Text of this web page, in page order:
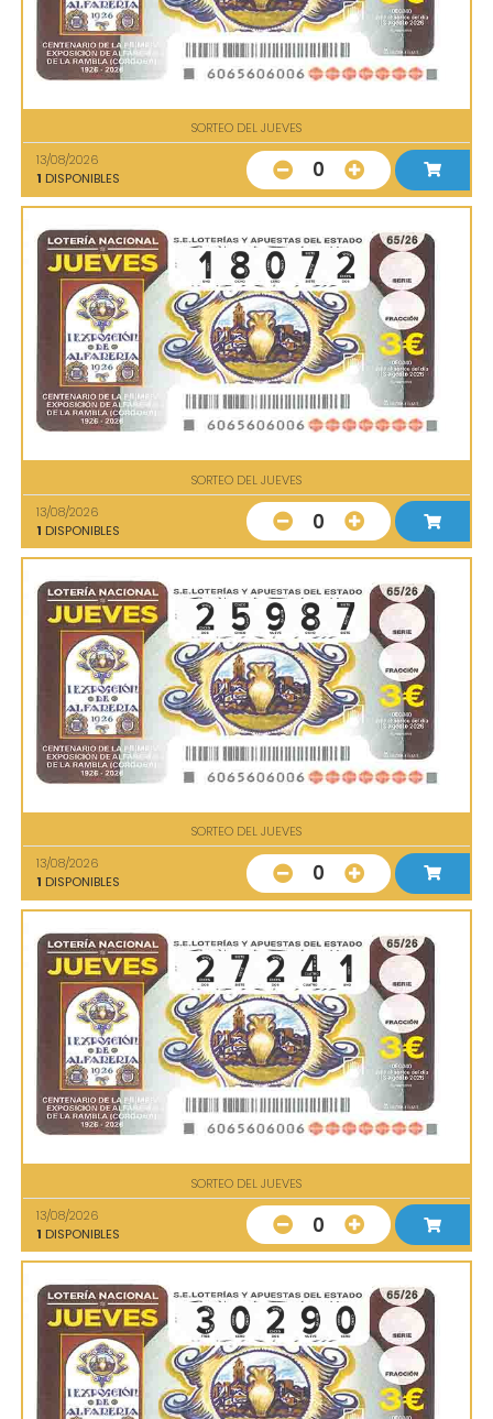
SORTEO DEL JUEVES
13/08/2026
1 DISPONIBLES 0
SORTEO DEL JUEVES
13/08/2026
1 DISPONIBLES 0
SORTEO DEL JUEVES
13/08/2026
1 DISPONIBLES 0
SORTEO DEL JUEVES
13/08/2026
1 DISPONIBLES 0